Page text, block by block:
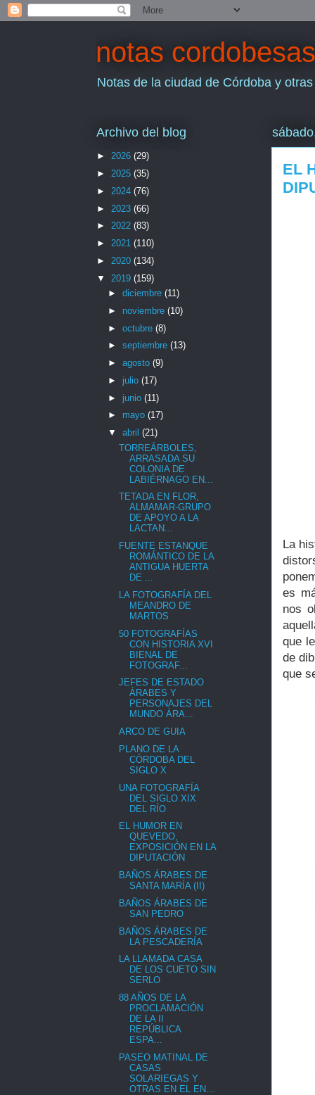
notas cordobesas
Notas de la ciudad de Córdoba y
EL
La
es
nos
que
de
que
Archivo del blog
► 2026 (29)
► 2025 (35)
► 2024 (76)
► 2023 (66)
► 2022 (83)
► 2021 (110)
► 2020 (134)
▼ 2019 (159)
► diciembre (11)
► noviembre (10)
► octubre (8)
► septiembre (13)
► agosto (9)
► julio (17)
► junio (11)
► mayo (17)
▼ abril (21)
TORREÁRBOLES,
ARRASADA SU
COLONIA DE
LABIÉRNAGO EN...
TETADA EN FLOR,
ALMAMAR-GRUPO
DE APOYO A LA
LACTAN...
FUENTE ESTANQUE
ROMÁNTICO DE LA
ANTIGUA HUERTA
DE ...
LA FOTOGRAFÍA DEL
MEANDRO DE
MARTOS
50 FOTOGRAFÍAS
CON HISTORIA XVI
BIENAL DE
FOTOGRAF...
JEFES DE ESTADO
ÁRABES Y
PERSONAJES DEL
MUNDO ÁRA...
ARCO DE GUIA
PLANO DE LA
CÓRDOBA DEL
SIGLO X
UNA FOTOGRAFÍA
DEL SIGLO XIX
DEL RÍO
EL HUMOR EN
QUEVEDO,
EXPOSICIÓN EN LA
DIPUTACIÓN
BAÑOS ÁRABES DE
SANTA MARÍA (II)
BAÑOS ÁRABES DE
SAN PEDRO
BAÑOS ÁRABES DE
LA PESCADERÍA
LA LLAMADA CASA
DE LOS CUETO SIN
SERLO
88 AÑOS DE LA
PROCLAMACIÓN
DE LA II
REPÚBLICA
ESPA...
PASEO MATINAL DE
CASAS
SOLARIEGAS Y
OTRAS EN EL EN...